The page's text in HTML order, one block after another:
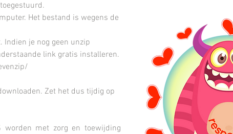
Het bestand is wegens de
je nog geen unzip
link gratis installeren.
Zet het dus tijdig op
worden met zorg en toewijding